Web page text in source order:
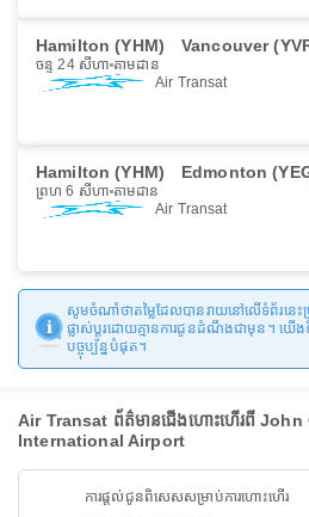
Hamilton (YHM) Vancouver
ចន្ទ 24 សីហា តាមដាន
Air Transat
Hamilton (YHM) Edmonton
ព្រហ 6 សីហា តាមដាន
Air Transat
សូមចំណាំថាតម្លៃដែលបានរាយនៅលើទំព័រន
ផ្លាស់ប្តូរដោយគ្មានការជូនដំណឹងជាមុន។ យើ
បច្ចុប្បន្នបំផុត។
Air Transat ព័ត៌មានជើងហោះហើរពី
International Airport
ការផ្តល់ជូនពិសេសសម្រាប់ការហោះហើរ